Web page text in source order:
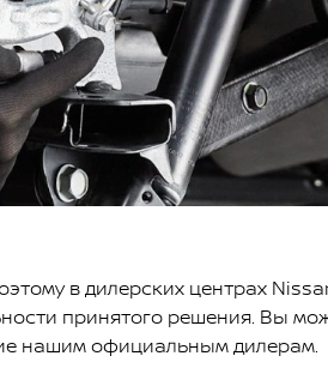
в дилерских центрах
принятого решения. Вы
нашим официальным дилерам.